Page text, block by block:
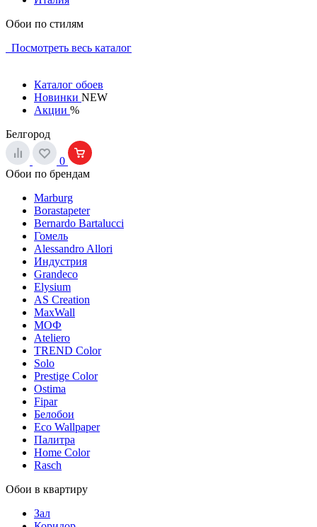
Обои по стилям
Посмотреть весь каталог
Каталог обоев
Новинки NEW
Акции %
Белгород
0
Обои по брендам
Marburg
Borastapeter
Bernardo Bartalucci
Гомель
Alessandro Allori
Индустрия
Grandeco
Elysium
AS Creation
MaxWall
МОФ
Ateliero
TREND Color
Solo
Prestige Color
Ostima
Fipar
Белобои
Eco Wallpaper
Палитра
Home Color
Rasch
Обои в квартиру
Зал